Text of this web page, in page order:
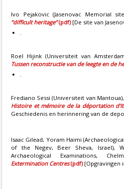
Ivo Pejakovic (Jasenovac Memorial
“difficult heritage”(pdf)[De site van
.
Roel Hijink (Universiteit van
Tussen reconstructie van de leegte en de
.
Frediano Sessi (Universiteit van
Histoire et mémoire de la déportation
Geschiedenis en herinnering van de
Isaac Gilead, Yoram Haimi
of the Negev, Beer Sheva, Israel),
Archaeological Examinations,
Extermination Centres(pdf)[Opgravingen